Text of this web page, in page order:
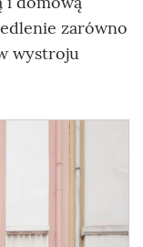
zarówno
wystroju